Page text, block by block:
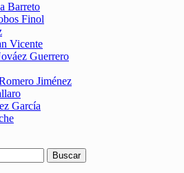
Barreto
Finol
Vicente
Guerrero
Jiménez
García